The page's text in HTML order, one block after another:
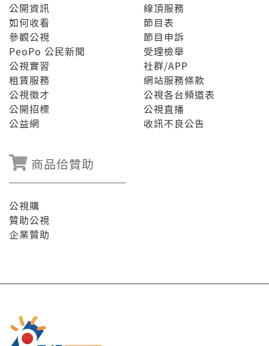
公開資訊
如何收看
參觀公視
PeoPo 公民新聞
公視實習
租賃服務
公視徵才
公開招標
公益網
線頂服務
節目表
節目申訴
受理檢舉
社群/APP
網站服務條款
公視各台頻道表
公視直播
收訊不良公告
商品佮贊助
公視購
贊助公視
企業贊助